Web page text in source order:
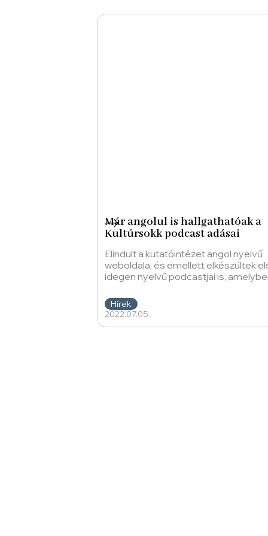
Már angolul is hallgathatóak a
Kultúrsokk podcast adásai
Elindult a kutatóintézet angol nyelvű
weboldala, és emellett elkészültek
idegen nyelvű podcastjai is,
Hírek
2022.07.05.